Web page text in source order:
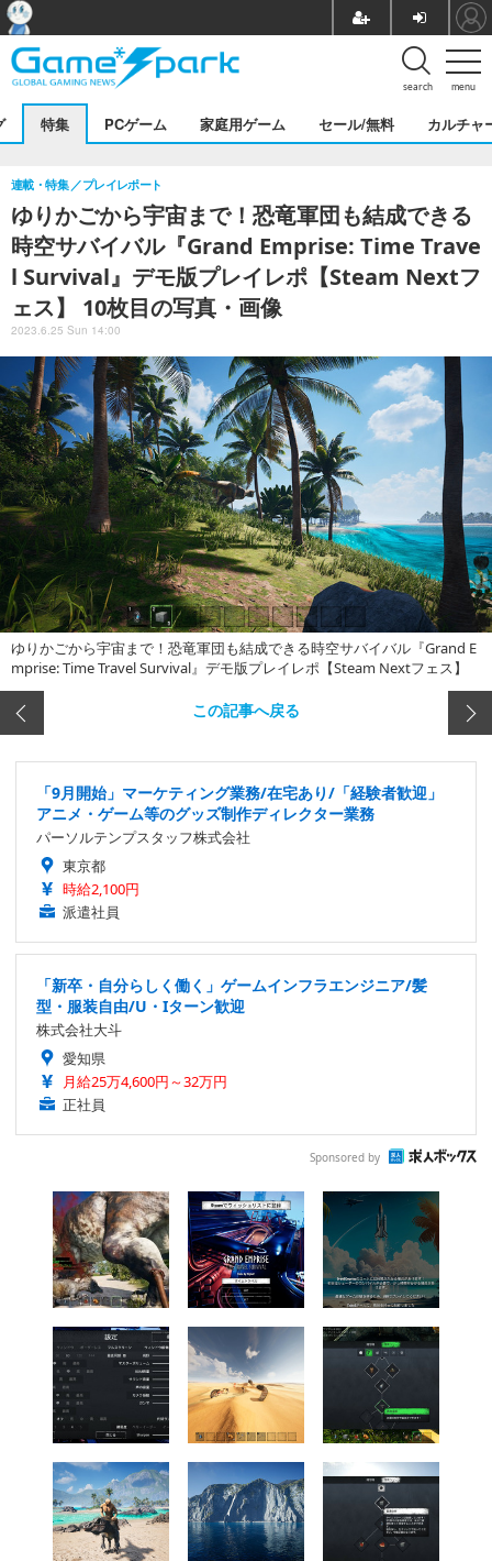
menu
search
特集 PCゲーム 家庭用ゲーム セール/無料 カルチャ
ゆりかごから宇宙まで！恐竜軍団も結成できる
時空サバイバル『Grand Emprise: Time Trave
l Survival』デモ版プレイレポ【Steam Nextフ
ェス】 10枚目の写真・画像
連載・特集 プレイレポート
2023.6.25 Sun 14:00
ゆりかごから宇宙まで！恐竜軍団も結成できる時空サバイバル『Grand E
mprise: Time Travel Survival』デモ版プレイレポ【Steam Nextフェス】
この記事へ戻る
「9月開始」マーケティング業務/在宅あり/「経験者歓迎」
アニメ・ゲーム等のグッズ制作ディレクター業務
パーソルテンプスタッフ株式会社
東京都
時給2,100円
派遣社員
「新卒・自分らしく働く」ゲームインフラエンジニア/髪
型・服装自由/U・Iターン歓迎
株式会社大斗
愛知県
月給25万4,600円～32万円
正社員
Sponsored by